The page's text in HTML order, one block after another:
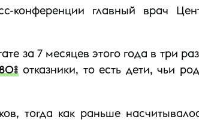
конференции главный врач
за 7 месяцев этого года в три
отказники, то есть дети, чьи
тогда как раньше